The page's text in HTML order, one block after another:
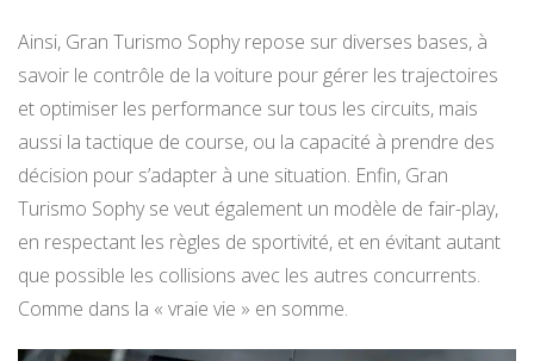
Ainsi, Gran Turismo Sophy repose sur diverses bases, à
savoir le contrôle de la voiture pour gérer les trajectoires
et optimiser les performance sur tous les circuits, mais
aussi la tactique de course, ou la capacité à prendre des
décision pour s’adapter à une situation. Enfin, Gran
Turismo Sophy se veut également un modèle de fair-play,
en respectant les règles de sportivité, et en évitant autant
que possible les collisions avec les autres concurrents.
Comme dans la « vraie vie » en somme.